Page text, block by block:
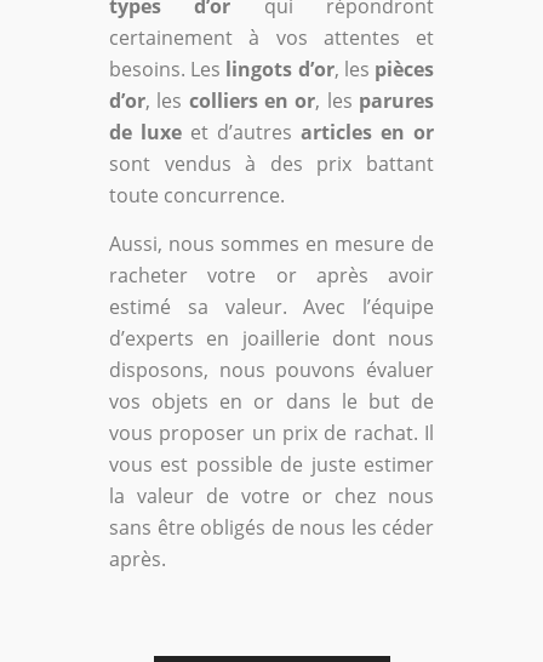
types d’or qui répondront
certainement à vos attentes et
besoins. Les lingots d’or, les pièces
d’or, les colliers en or, les parures
de luxe et d’autres articles en or
sont vendus à des prix battant
toute concurrence.
Aussi, nous sommes en mesure de
racheter votre or après avoir
estimé sa valeur. Avec l’équipe
d’experts en joaillerie dont nous
disposons, nous pouvons évaluer
vos objets en or dans le but de
vous proposer un prix de rachat. Il
vous est possible de juste estimer
la valeur de votre or chez nous
sans être obligés de nous les céder
après.